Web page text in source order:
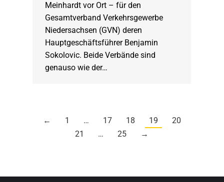
Meinhardt vor Ort – für den
Gesamtverband Verkehrsgewerbe
Niedersachsen (GVN) deren
Hauptgeschäftsführer Benjamin
Sokolovic. Beide Verbände sind
genauso wie der…
← 1 … 17 18 19
20
21
… 25 →